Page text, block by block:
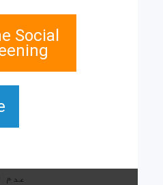
عدم
the Social